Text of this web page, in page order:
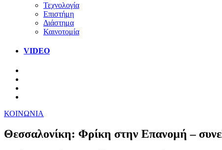
Τεχνολογία
Επιστήμη
Διάστημα
Καινοτομία
VIDEO
ΚΟΙΝΩΝΙΑ
Θεσσαλονίκη: Φρίκη στην Επανομή –